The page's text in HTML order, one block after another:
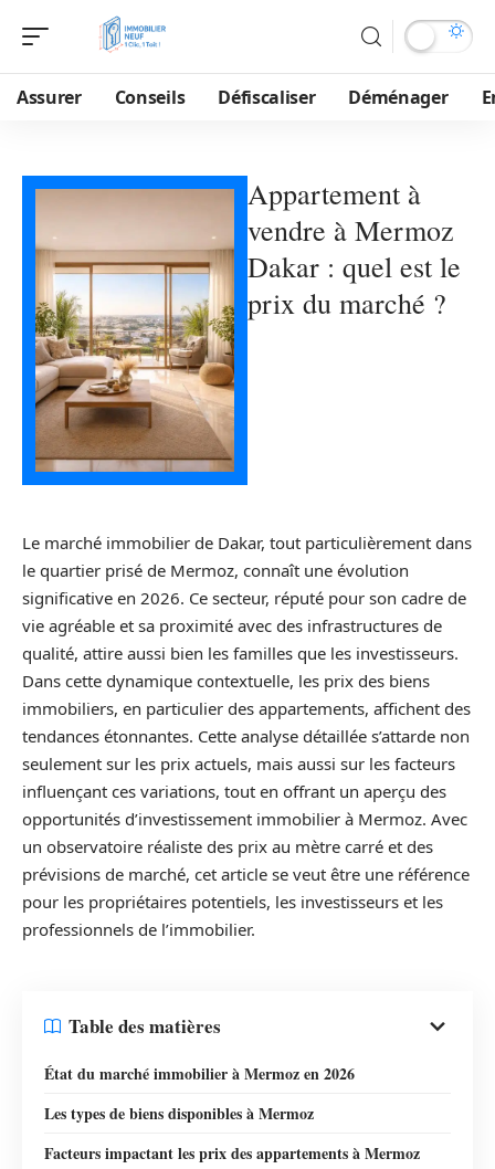
Assurer Conseils Défiscaliser Déménager
Appartement à
vendre à Mermoz
Dakar : quel est le
prix du marché ?
Le marché immobilier de Dakar, tout particulièrement dans
le quartier prisé de Mermoz, connaît une évolution
significative en 2026. Ce secteur, réputé pour son cadre de
vie agréable et sa proximité avec des infrastructures de
qualité, attire aussi bien les familles que les investisseurs.
Dans cette dynamique contextuelle, les prix des biens
immobiliers, en particulier des appartements, affichent des
tendances étonnantes. Cette analyse détaillée s’attarde non
seulement sur les prix actuels, mais aussi sur les facteurs
influençant ces variations, tout en offrant un aperçu des
opportunités d’investissement immobilier à Mermoz. Avec
un observatoire réaliste des prix au mètre carré et des
prévisions de marché, cet article se veut être une référence
pour les propriétaires potentiels, les investisseurs et les
professionnels de l’immobilier.
Table des matières
État du marché immobilier à Mermoz en 2026
Les types de biens disponibles à Mermoz
Facteurs impactant les prix des appartements à Mermoz